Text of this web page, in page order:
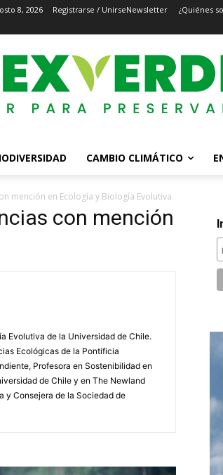
8, 2026 Registrarse / UnirseNewsletter ¿Quiénes
CAMBIO CLIMÁTICO
mención en Ecología y Biología Evolutiva
con mención
Evolutiva de la Universidad de Chile.
Ecológicas de la Pontificia
Profesora en Sostenibilidad en
de Chile y en The Newland
y Consejera de la Sociedad de